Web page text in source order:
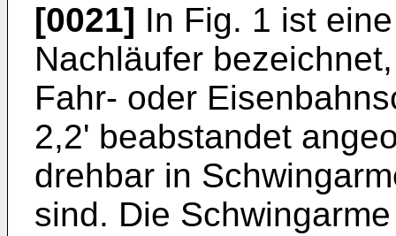
[0021] In Fig. 1 ist
Nachläufer
Fahr- oder
2,2' beabstandet
drehbar in
sind. Die